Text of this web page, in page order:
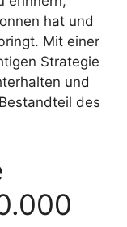
hat und
Mit einer
Strategie
und
des